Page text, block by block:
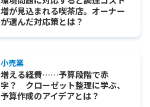
増が見込まれる喫茶店。オーナー
が選んだ対応策とは？
小売業
増える経費……予算段階で赤
字？ クローゼット整理に学ぶ、
予算作成のアイデアとは？